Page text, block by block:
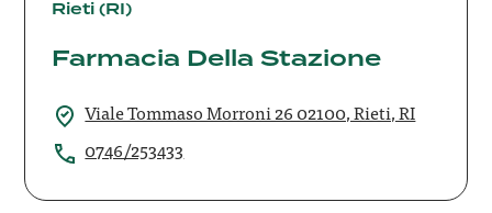
Rieti (RI)
Farmacia Della Stazione
Viale Tommaso Morroni 26 02100, Rieti, RI
0746/253433
Della